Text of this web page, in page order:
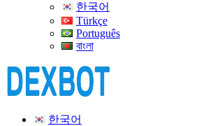
한국어
Türkçe
Português
বাংলা
한국어